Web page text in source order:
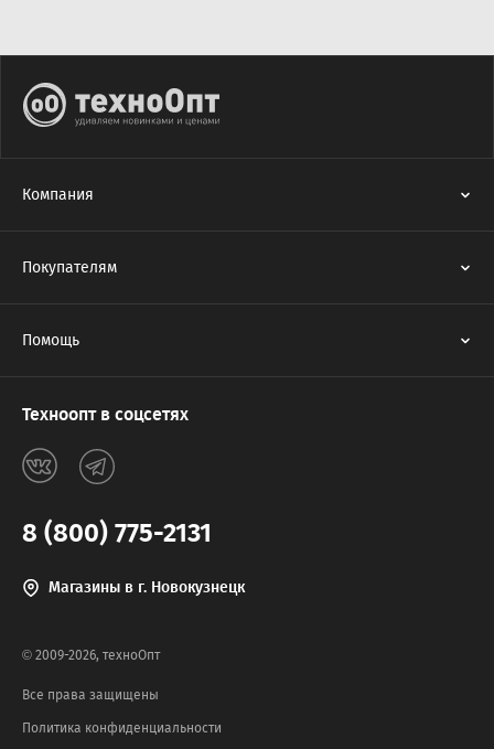
Компания
Покупателям
Помощь
Техноопт в соцсетях
8 (800) 775-2131
Магазины в г. Новокузнецк
© 2009-2026, техноОпт
Все права защищены
Политика конфиденциальности